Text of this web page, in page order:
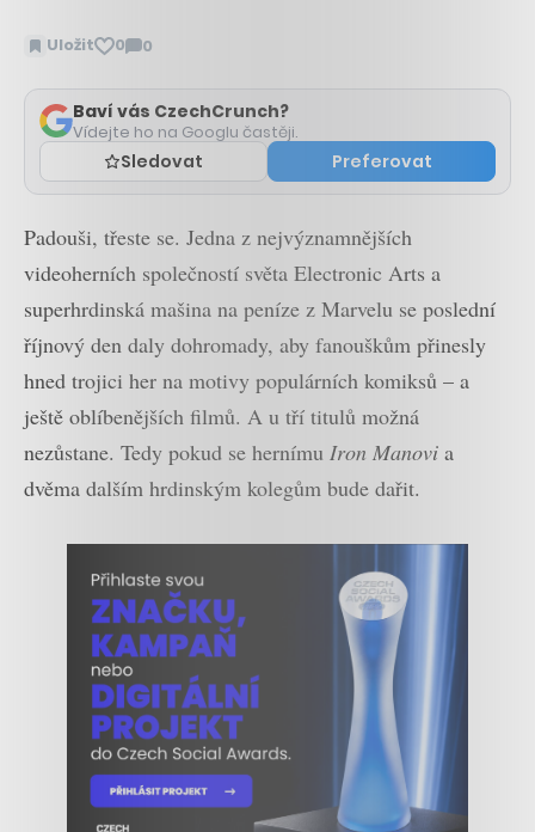
Uložit 0 0
Zobrazit
Baví vás CzechCrunch?
Vídejte ho na Googlu častěji.
Sledovat Preferovat
Padouši, třeste se. Jedna z nejvýznamnějších
videoherních společností světa Electronic Arts a
superhrdinská mašina na peníze z Marvelu se poslední
říjnový den daly dohromady, aby fanouškům přinesly
hned trojici her na motivy populárních komiksů – a
ještě oblíbenějších filmů. A u tří titulů možná
nezůstane. Tedy pokud se hernímu Iron Manovi a
dvěma dalším hrdinským kolegům bude dařit.